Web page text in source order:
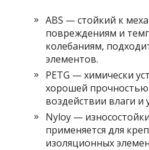
ABS — стойкий к
повреждениям и
колебаниям,
элементов.
PETG — химически
хорошей
воздействии влаги и
Nyloy —
применяется для
изоляционных